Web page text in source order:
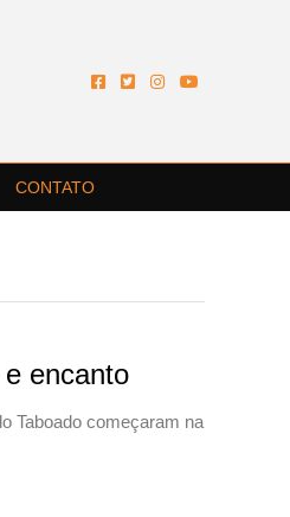
CONTATO
encanto
Taboado começaram na